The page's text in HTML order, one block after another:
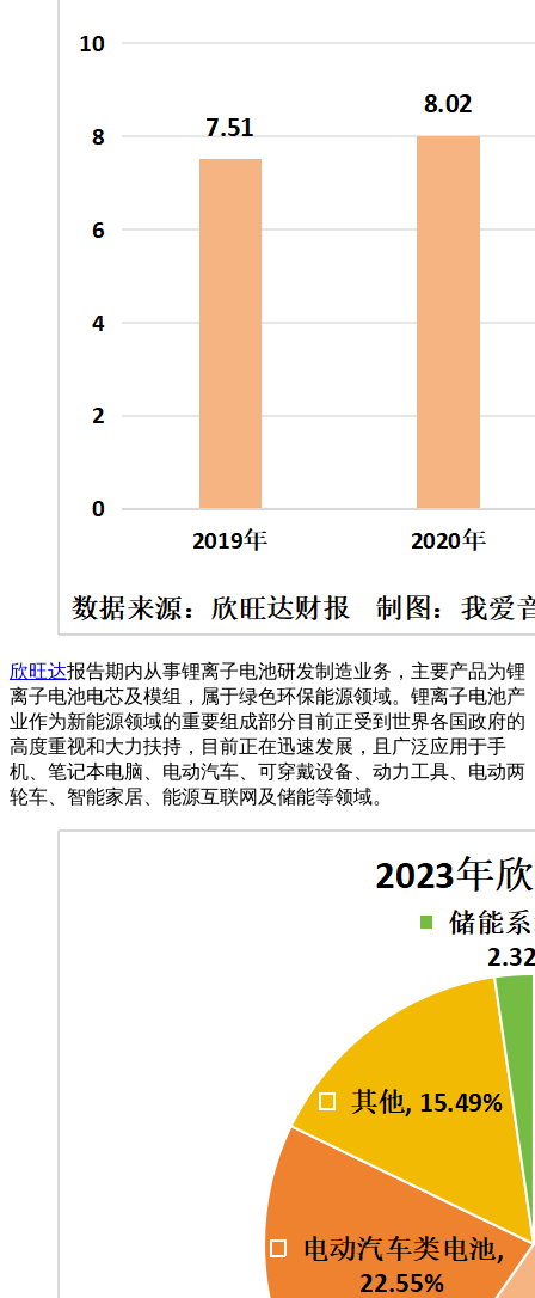
欣旺达报告期内从事锂离子电池研发制造业务，主要产品为锂
离子电池电芯及模组，属于绿色环保能源领域。锂离子电池产
业作为新能源领域的重要组成部分目前正受到世界各国政府的
高度重视和大力扶持，目前正在迅速发展，且广泛应用于手
机、笔记本电脑、电动汽车、可穿戴设备、动力工具、电动两
轮车、智能家居、能源互联网及储能等领域。